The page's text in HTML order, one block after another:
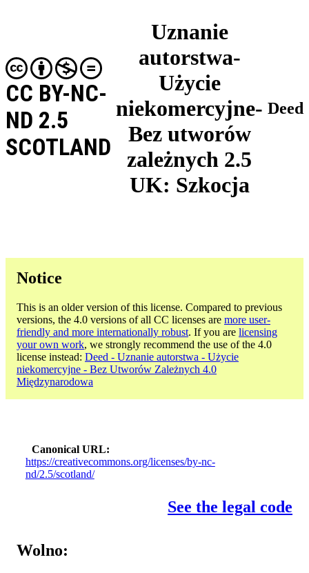
Uznanie
autorstwa-
Użycie
niekomercyjne-
Bez utworów
zależnych 2.5
UK: Szkocja
CC BY-NC-
ND 2.5
SCOTLAND
Deed
Notice
This is an older version of this license. Compared to previous
versions, the 4.0 versions of all CC licenses are more user-
friendly and more internationally robust. If you are licensing
your own work, we strongly recommend the use of the 4.0
license instead: Deed - Uznanie autorstwa - Użycie
niekomercyjne - Bez Utworów Zależnych 4.0
Międzynarodowa
Canonical URL
https://creativecommons.org/licenses/by-nc-
nd/2.5/scotland/
See the legal code
Wolno: